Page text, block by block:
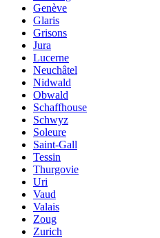
Genève
Glaris
Grisons
Jura
Lucerne
Neuchâtel
Nidwald
Obwald
Schaffhouse
Schwyz
Soleure
Saint-Gall
Tessin
Thurgovie
Uri
Vaud
Valais
Zoug
Zurich